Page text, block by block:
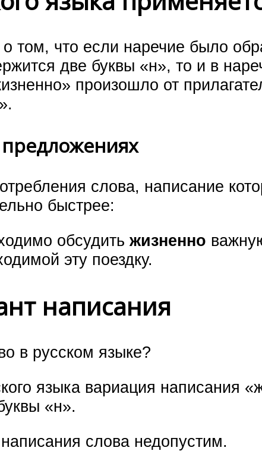
том, что если наречие было
две буквы «н», то и в
произошло от
слова, написание
быстрее:
обсудить жизненно
эту поездку.
написания
в русском языке?
языка вариация написания
«н».
слова недопустим.